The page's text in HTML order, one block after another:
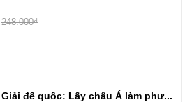
248.000₫
Giải đế quốc: Lấy châu Á làm phư...